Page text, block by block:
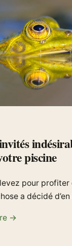
piscine
pour
a décidé
→